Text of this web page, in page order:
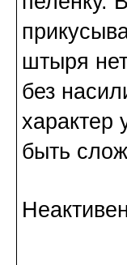
штыря
без
характер
быть
Неактивен